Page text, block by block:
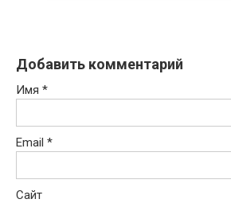
Добавить комментарий
Имя *
Email *
Сайт